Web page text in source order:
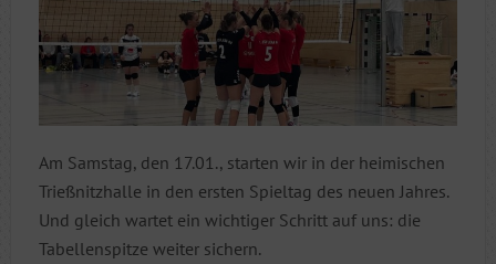
Am Samstag, den 17.01., starten wir in der heimischen
Trießnitzhalle in den ersten Spieltag des neuen Jahres.
Und gleich wartet ein wichtiger Schritt auf uns: die
Tabellenspitze weiter sichern.